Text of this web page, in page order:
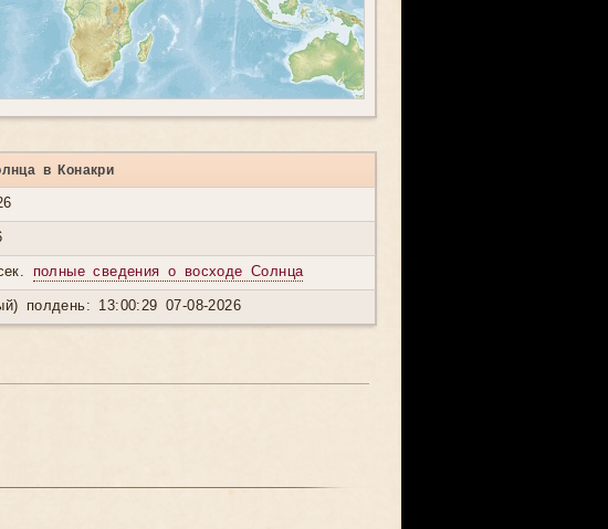
в Конакри
полные сведения о восходе Солнца
полдень: 13:00:29 07-08-2026